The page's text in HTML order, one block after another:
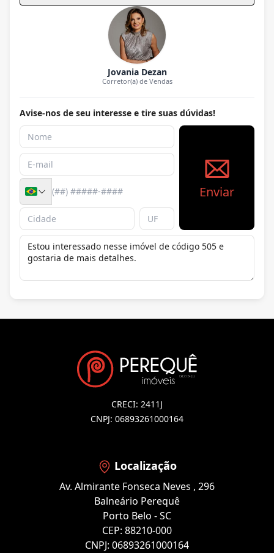
Jovania Dezan
Corretor(a) de Vendas
Avise-nos de seu interesse e tire suas dúvidas!
Enviar
CRECI: 2411J
CNPJ: 06893261000164
Localização
Av. Almirante Fonseca Neves , 296
Balneário Perequê
Porto Belo - SC
CEP: 88210-000
CNPJ: 06893261000164